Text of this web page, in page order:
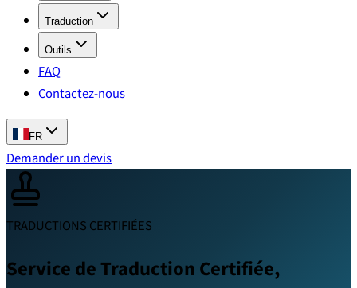
Traduction
Outils
FAQ
Contactez-nous
FR
Demander un devis
TRADUCTIONS CERTIFIÉES
Service de Traduction Certifiée,